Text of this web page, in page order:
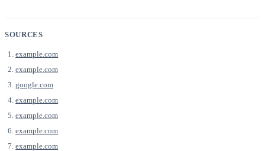
SOURCES
example.com
example.com
google.com
example.com
example.com
example.com
example.com